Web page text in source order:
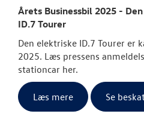
Årets Businessbil 2025 -
ID.7 Tourer
Den elektriske ID.7 Tourer er
2025. Læs pressens
stationcar her.
Læs mere Se